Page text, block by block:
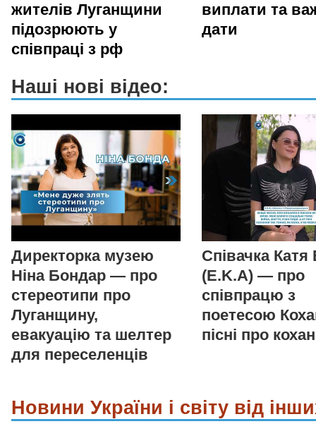
жителів Луганщини
підозрюють у
співпраці з рф
виплати та
дати
Наші нові відео:
Директорка музею
Ніна Бондар — про
стереотипи про
Луганщину,
евакуацію та шелтер
для переселенців
Співачка Катя
(E.K.A) — про
співпрацю з
поетесою
пісні про
Новини України і світу від